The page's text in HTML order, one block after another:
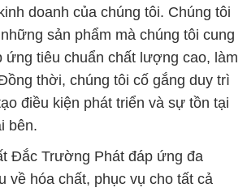
doanh của chúng tôi. Chúng tôi
sản phẩm mà chúng tôi cung
ứng tiêu chuẩn chất lượng cao, làm
thời, chúng tôi cố gắng duy trì
điều kiện phát triển và sự tồn tại
bên.
Đắc Trường Phát đáp ứng đa
về hóa chất, phục vụ cho tất cả